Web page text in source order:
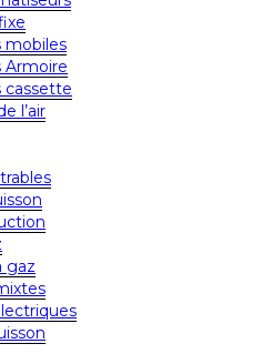
mobiles
Armoire
cassette
l’air
gaz